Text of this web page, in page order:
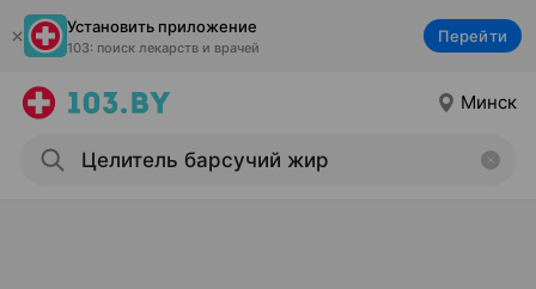
Установить приложение
103: поиск лекарств и врачей
Перейти
Минск